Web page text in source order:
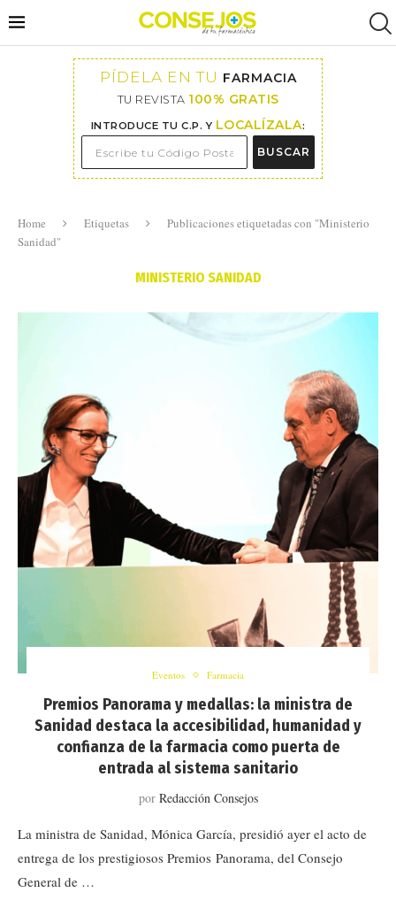
PÍDELA EN TU FARMACIA
TU REVISTA 100% GRATIS
INTRODUCE TU C.P. Y LOCALÍZALA:
BUSCAR
Home Etiquetas
Publicaciones etiquetadas con "Ministerio
Sanidad"
MINISTERIO SANIDAD
Eventos Farmacia
Premios Panorama y medallas: la ministra de
Sanidad destaca la accesibilidad, humanidad y
confianza de la farmacia como puerta de
entrada al sistema sanitario
por Redacción Consejos
La ministra de Sanidad, Mónica García, presidió ayer el acto de
entrega de los prestigiosos Premios Panorama, del Consejo
General de …